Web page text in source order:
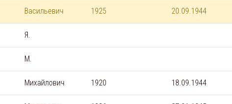
Васильевич 1925 20.09.1944
Я.
М.
Михайлович 1920 18.09.1944